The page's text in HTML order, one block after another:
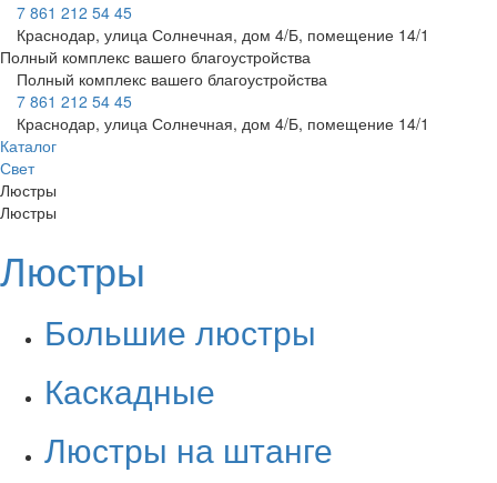
7 861 212 54 45
Краснодар, улица Солнечная, дом 4/Б, помещение 14/1
Полный комплекс вашего благоустройства
Полный комплекс вашего благоустройства
7 861 212 54 45
Краснодар, улица Солнечная, дом 4/Б, помещение 14/1
Каталог
Свет
Люстры
Люстры
Люстры
Большие люстры
Каскадные
Люстры на штанге